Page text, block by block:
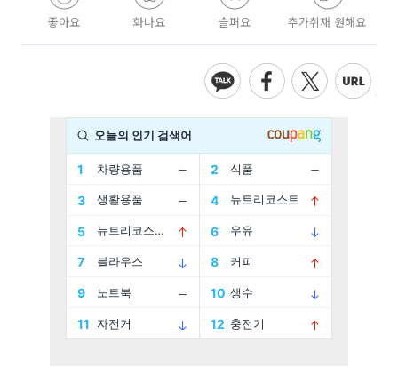
좋아요 화나요 슬퍼요 추가취재 원해요